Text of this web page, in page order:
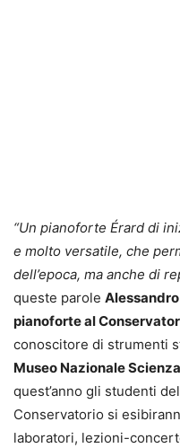
“Un pianoforte Érard di
e molto versatile, che
dell’epoca, ma anche di
queste parole
pianoforte al
conoscitore di strumenti
Museo Nazionale
quest’anno gli studenti
Conservatorio si
laboratori, lezioni-